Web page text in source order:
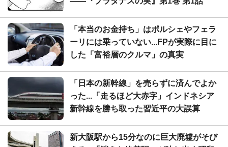
「本当のお金持ち」はポルシェやフェラ
ーリには乗っていない...FPが実際に目に
した「富裕層のクルマ」の真実
「日本の新幹線」を売らずに済んでよか
った...「走るほど大赤字」インドネシア
新幹線を勝ち取った習近平の大誤算
新大阪駅から15分なのに巨大廃墟がそび